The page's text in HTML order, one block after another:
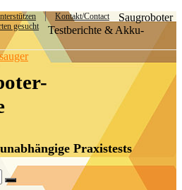
Kontakt/Contact
gesucht
Saugroboter
Testberichte & Akku-
Praxistests